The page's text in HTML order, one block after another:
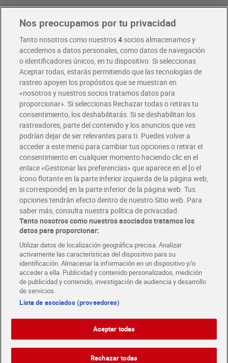
Pide hoy, recibe hoy
Envío gratis por compras superiores a 100€
Envío estandar por 4,99€
Glovo y Uber Eats
Solicita tu factura de Glovo o Uber Eats
Únete al CLUB Dia
Disfruta las ventajas y ofertas exclusivas.
Descárgate la APP Dia
Folletos y Tiendas
Descubre las mejores ofertas y busca tu tienda más cercana
Tarjeta MaX Dia
Te devuelve hasta 8€/mes de tus compras.
¡Solicita tu tarjeta de crédito aquí!
COMER MEJOR CADA DIA
COLABORA CON DIA ABRE TU TIENDA DIA CORPORATE
Nos preocupamos por tu privacidad
Tanto nosotros como nuestros4socios almacenamos y
accedemos a datos personales, como datos de navegación
o identificadores únicos, en tu dispositivo. Si seleccionas
Aceptar todas, estarás permitiendo que las tecnologías de
rastreo apoyen los propósitos que se muestran en
«nosotros y nuestros socios tratamos datos para
proporcionar». Si seleccionas Rechazar todas o retiras tu
consentimiento, los deshabilitarás. Si se deshabilitan los
rastreadores, parte del contenido y los anuncios que ves
podrían dejar de ser relevantes para ti. Puedes volver a
acceder a este menú para cambiar tus opciones o retirar el
consentimiento en cualquier momento haciendo clic en el
enlace «Gestionar las preferencias» que aparece en el [o el
ícono flotante en la parte inferior izquierda de la página web,
si corresponde] en la parte inferior de la página web. Tus
opciones tendrán efecto dentro de nuestro Sitio web. Para
saber más, consulta nuestra política de privacidad.
Tanto nosotros como nuestros asociados tratamos los
datos para proporcionar:
Utilizar datos de localización geográfica precisa. Analizar
activamente las características del dispositivo para su
identificación. Almacenar la información en un dispositivo y/o
acceder a ella. Publicidad y contenido personalizados, medición
de publicidad y contenido, investigación de audiencia y desarrollo
de servicios.
Lista de asociados (proveedores)
Aceptar todas
Rechazar todas